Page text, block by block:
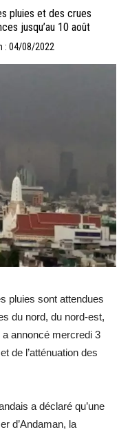
pluies et des crues
jusqu’au 10 août
: 04/08/2022
pluies sont attendues
du nord, du nord-est,
a annoncé mercredi 3
de l’atténuation des
a déclaré qu’une
d’Andaman, la